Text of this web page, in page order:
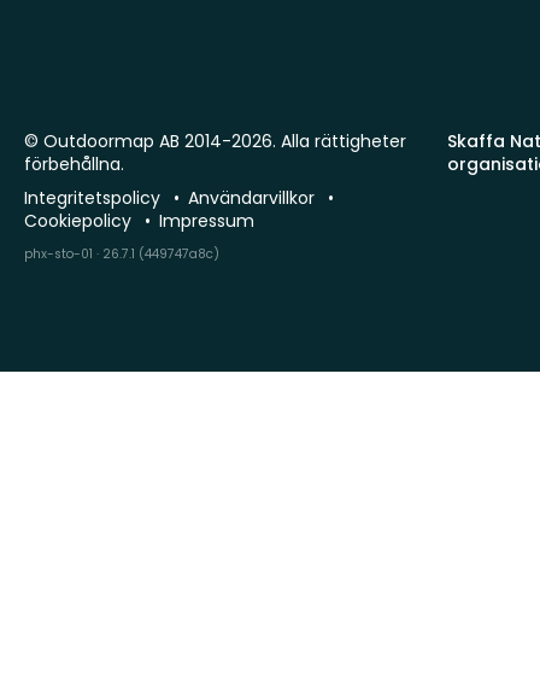
Skaffa
© Outdoormap AB 2014-2026. Alla rättigheter
förbehållna.
Integritetspolicy
Användarvillkor
Cookiepolicy
Impressum
phx-sto-01 · 26.7.1 (449747a8c)